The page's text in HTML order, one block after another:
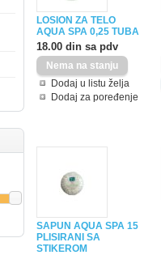
LOSION ZA TELO
AQUA SPA 0,25 TUBA
18.00 din sa pdv
Dodaj u listu želja
Dodaj za poređenje
SAPUN AQUA SPA 15
PLISIRANI SA
STIKEROM